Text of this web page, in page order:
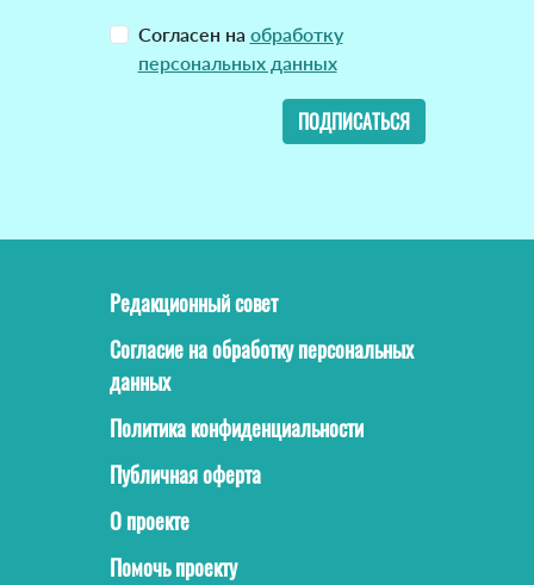
Согласен на обработку
персональных данных
ПОДПИСАТЬСЯ
Редакционный совет
Согласие на обработку персональных
данных
Политика конфиденциальности
Публичная оферта
О проекте
Помочь проекту